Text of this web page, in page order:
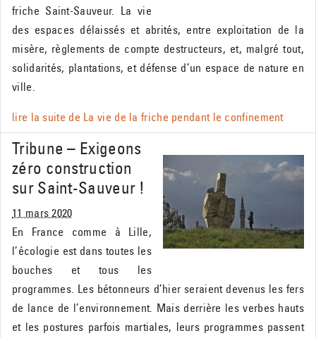
friche Saint-Sauveur. La vie
des espaces délaissés et abrités, entre exploitation de la
misère, règlements de compte destructeurs, et, malgré tout,
solidarités, plantations, et défense d’un espace de nature en
ville.
lire la suite de La vie de la friche pendant le confinement
Tribune – Exigeons
zéro construction
sur Saint-Sauveur !
11 mars 2020
En France comme à Lille,
l’écologie est dans toutes les
bouches et tous les
programmes. Les bétonneurs d’hier seraient devenus les fers
de lance de l’environnement. Mais derrière les verbes hauts
et les postures parfois martiales, leurs programmes passent